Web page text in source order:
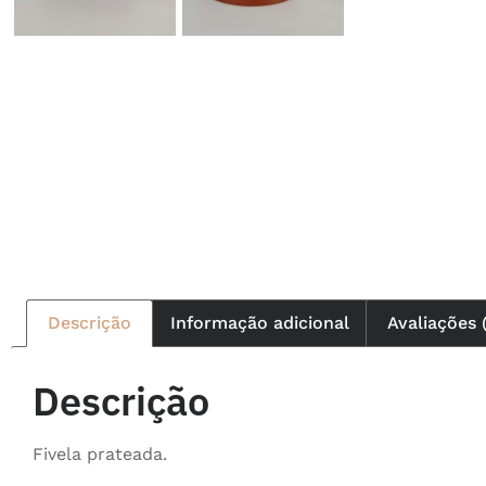
Descrição Informação adicional Avaliações
Descrição
Fivela prateada.